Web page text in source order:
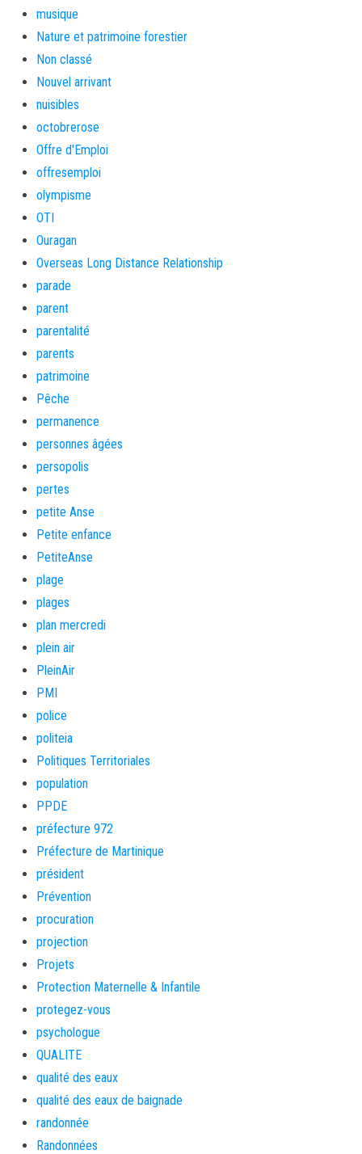
musique
Nature et patrimoine forestier
Non classé
Nouvel arrivant
nuisibles
octobrerose
Offre d'Emploi
offresemploi
olympisme
OTI
Ouragan
Overseas Long Distance Relationship
parade
parent
parentalité
parents
patrimoine
Pêche
permanence
personnes âgées
persopolis
pertes
petite Anse
Petite enfance
PetiteAnse
plage
plages
plan mercredi
plein air
PleinAir
PMI
police
politeia
Politiques Territoriales
population
PPDE
préfecture 972
Préfecture de Martinique
président
Prévention
procuration
projection
Projets
Protection Maternelle & Infantile
protegez-vous
psychologue
QUALITE
qualité des eaux
qualité des eaux de baignade
randonnée
Randonnées